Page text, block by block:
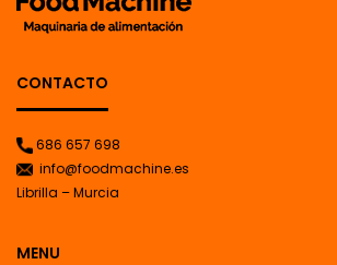
CONTACTO
686 657 698
info@foodmachine.es
Librilla – Murcia
MENU